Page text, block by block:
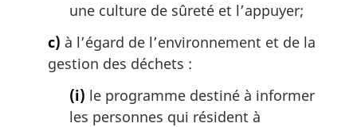
une culture de sûreté et l’appuyer;
c) à l’égard de l’environnement et de la
gestion des déchets :
(i) le programme destiné à informer
les personnes qui résident à